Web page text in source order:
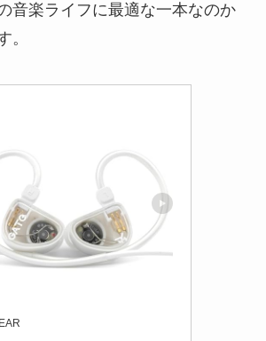
音楽ライフに最適な一本なのか
。